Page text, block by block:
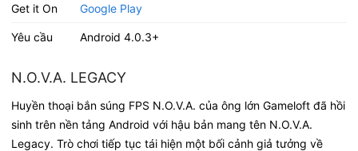
Get it On Google Play
Yêu cầu Android 4.0.3+
N.O.V.A. LEGACY
Huyền thoại bắn súng FPS N.O.V.A. của ông lớn Gameloft đã hồi
sinh trên nền tảng Android với hậu bản mang tên N.O.V.A.
Legacy. Trò chơi tiếp tục tái hiện một bối cảnh giả tưởng về